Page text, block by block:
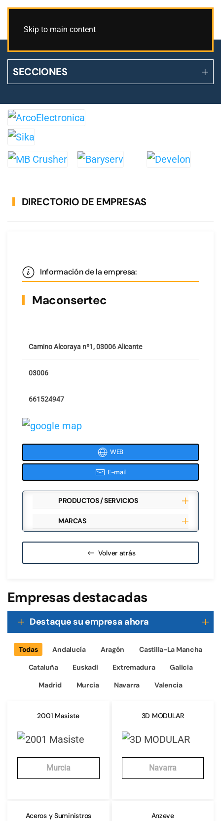
Skip to main content
SECCIONES
DIRECTORIO DE EMPRESAS
Información de la empresa:
Maconsertec
Camino Alcoraya nº1, 03006 Alicante
03006
661524947
WEB
E-mail
PRODUCTOS / SERVICIOS
MARCAS
Volver atrás
Empresas destacadas
Destaque su empresa ahora
Todas Andalucía Aragón
Castilla-La Mancha
Cataluña
Euskadi Extremadura
Galicia
Madrid
Murcia Navarra Valencia
2001 Masiste
Murcia
3D MODULAR
Navarra
Aceros y Suministros Anzeve